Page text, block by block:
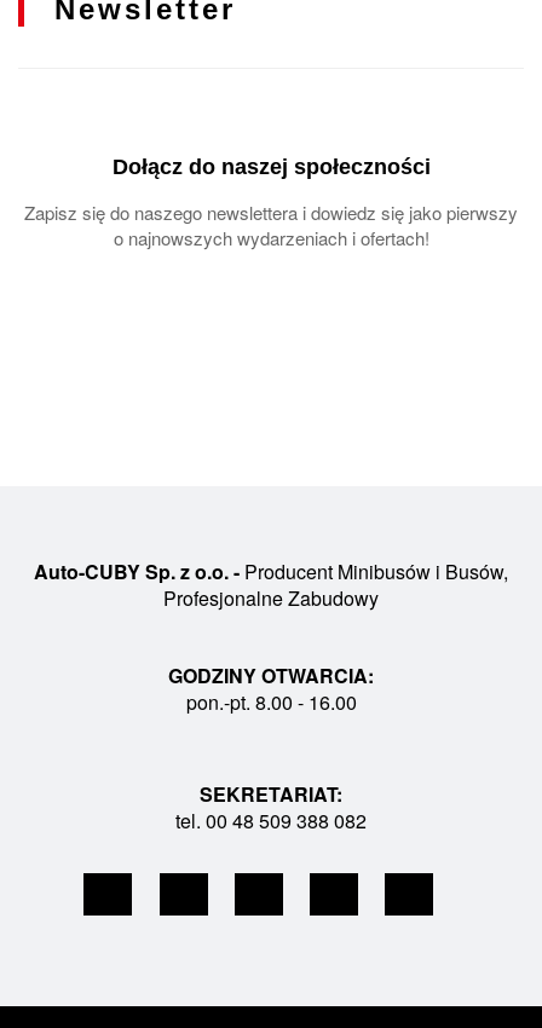
Newsletter
Dołącz do naszej społeczności
Zapisz się do naszego newslettera i dowiedz się jako pierwszy
o najnowszych wydarzeniach i ofertach!
Auto-CUBY Sp. z o.o. - Producent Minibusów i Busów,
Profesjonalne Zabudowy
GODZINY OTWARCIA:
pon.-pt. 8.00 - 16.00
SEKRETARIAT:
tel. 00 48 509 388 082